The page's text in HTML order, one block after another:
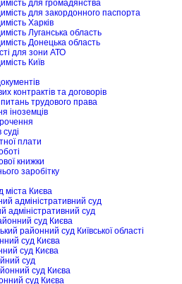
для громадянства
для закордонного паспорта
Харків
Луганська область
Донецька область
для зони АТО
Київ
контрактів та договорів
трудового права
іноземців
плати
книжки
заробітку
міста Києва
адміністративний суд
адміністративний суд
суд Києва
районний суд Київської області
суд Києва
суд Києва
суд
суд Києва
суд Києва